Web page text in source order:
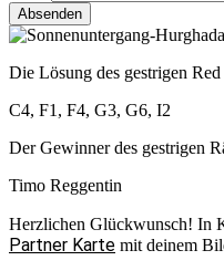
Absenden
Die Lösung des gestrigen
C4, F1, F4, G3, G6, I2
Der Gewinner des gestrigen
Timo Reggentin
Herzlichen Glückwunsch! In
Partner Karte mit deinem